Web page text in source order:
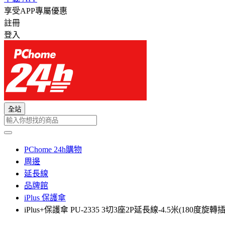
享受APP專屬優惠
註冊
登入
全站
PChome 24h購物
周邊
延長線
品牌館
iPlus 保護傘
iPlus+保護傘 PU-2335 3切3座2P延長線-4.5米(180度旋轉